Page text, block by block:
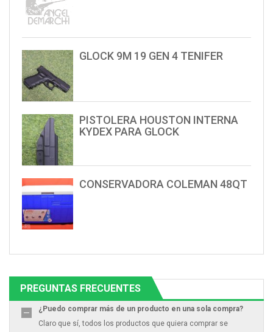
GLOCK 9M 19 GEN 4 TENIFER
PISTOLERA HOUSTON INTERNA
KYDEX PARA GLOCK
CONSERVADORA COLEMAN 48QT
PREGUNTAS FRECUENTES
¿Puedo comprar más de un producto en una sola compra?
Claro que sí, todos los productos que quiera comprar se